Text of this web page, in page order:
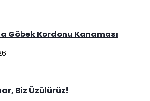
Göbek Kordonu Kanaması
Biz Üzülürüz!